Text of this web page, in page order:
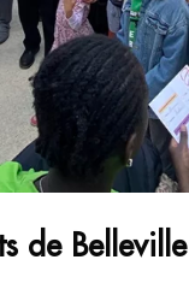
de Belleville